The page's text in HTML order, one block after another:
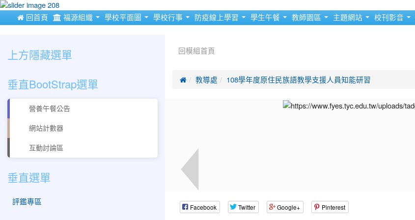
 回首頁 福源組織 學校平面圖 學校行事 防疫線上學習 學生午餐 教師園區 主題網站 校刊影音
回模組首頁
 教導處 108學年度原住民族語教學支援人員知能研習
Facebook Twitter Google+ Pinterest
上方隱藏選單
垂直BootStrap選單
營養午餐公告
網站計數器
互動討論區
垂直選單
評鑑專區